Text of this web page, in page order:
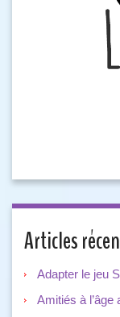
Articles
Adapter le jeu
Amitiés à